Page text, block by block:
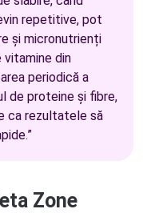
repetitive, pot
și micronutrienți
vitamine din
periodică a
de proteine și fibre,
ca rezultatele să
Zone